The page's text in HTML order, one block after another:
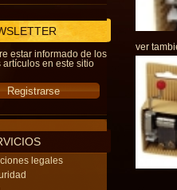
estar informado de los
artículos en este sitio
legales
ver